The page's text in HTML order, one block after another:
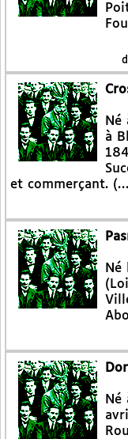
Né
à
et commerçant.
Né
Né